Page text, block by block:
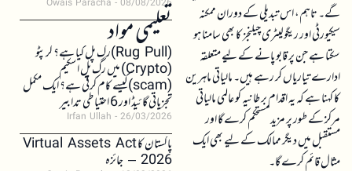
گے۔ تاہم، اس تبدیلی کے دوران ممکنہ
سیکیورٹی اور ریگولیٹری چیلنجز کا بھی سامنا ہو
سکتا ہے جن پر قابو پانے کے لیے متعلقہ
ادارے تیاریاں کر رہے ہیں۔ مالیاتی ماہرین
کا کہنا ہے کہ یہ اقدام برطانیہ کو عالمی مالیاتی
مرکز کے طور پر مزید مستحکم کرے گا اور
مستقبل میں دیگر ممالک کے لیے بھی ایک
مثال قائم کرے گا۔
Owais Paracha 08/08/2026
تعلیمی مواد(Rug Pull)رگ پل کیا ہے؟ کرپٹو
(Crypto) میں رگ پل اسکیم
(scam)کیسے کام کرتی ہے؟ ایک مکمل
تجزیاتی گائیڈ اور 6 احتیاطی تدابیر
Irfan Ullah 26/03/2026
پاکستان کا Virtual Assets Act
2026 – جائزہ